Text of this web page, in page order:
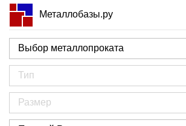
Металлобазы.ру